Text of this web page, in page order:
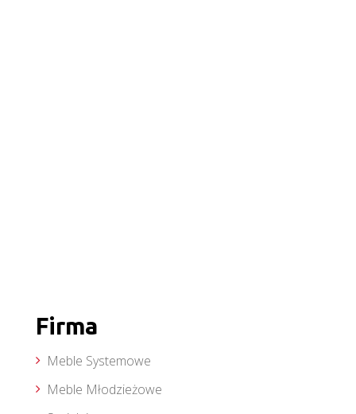
Firma
Meble Systemowe
Meble Młodzieżowe